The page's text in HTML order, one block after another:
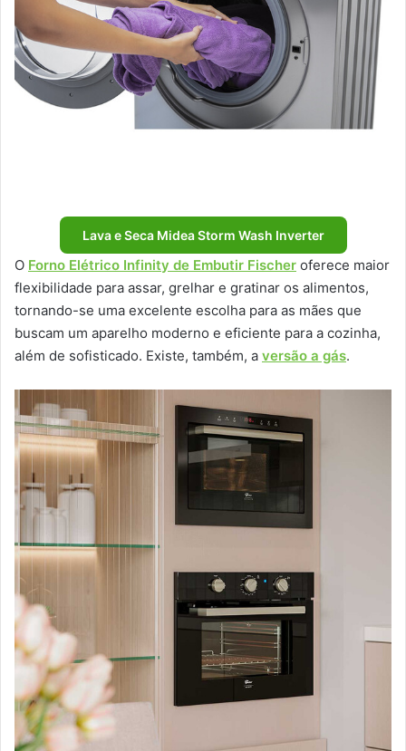
Lava e Seca Midea Storm Wash Inverter
O Forno Elétrico Infinity de Embutir Fischer oferece maior
flexibilidade para assar, grelhar e gratinar os alimentos,
tornando-se uma excelente escolha para as mães que
buscam um aparelho moderno e eficiente para a cozinha,
além de sofisticado. Existe, também, a versão a gás.